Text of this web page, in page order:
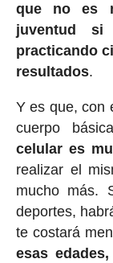
que no es
juventud
practicando
resultados.
Y es que, con
cuerpo
celular es
realizar el
mucho más.
deportes,
te costará
esas